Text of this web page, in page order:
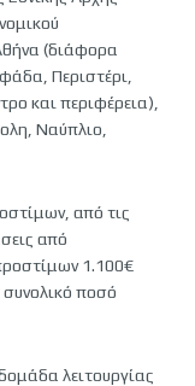
(διάφορα
Περιστέρι,
και περιφέρεια),
Ναύπλιο,
από τις
από
1.100€
ποσό
λειτουργίας